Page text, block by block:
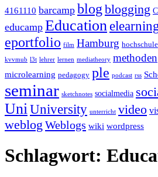
4161110 barcamp blog blogging
educamp Education
eportfolio film Hamburg hochschule
kvvmub l3t lehrer lernen mediatheory methoden
microlearning pedagogy ple podcast rss
seminar sketchnotes socialmedia
UniUniversity unterricht video
weblog Weblogs wiki wordpress
Schlagwort: